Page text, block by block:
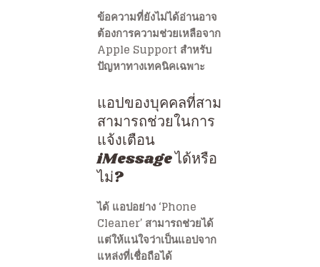
ข้อความที่ยังไม่ได้อ่านอาจ
ต้องการความช่วยเหลือจาก
Apple Support สำหรับ
ปัญหาทางเทคนิคเฉพาะ
แอปของบุคคลที่สาม
สามารถช่วยในการ
แจ้งเตือน
iMessage ได้หรือ
ไม่?
ได้ แอปอย่าง ‘Phone
Cleaner’ สามารถช่วยได้
แต่ให้แน่ใจว่าเป็นแอปจาก
แหล่งที่เชื่อถือได้